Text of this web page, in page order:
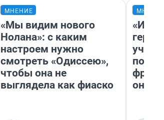
МНЕНИЕ
«Мы видим нового
Нолана»: с каким
настроем нужно
смотреть «Одиссею»,
чтобы она не
выглядела как фиаско
учит
она